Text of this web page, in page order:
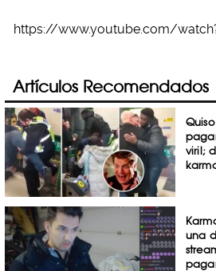
https://www.youtube.com/
Artículos Recomendados
viril;
una